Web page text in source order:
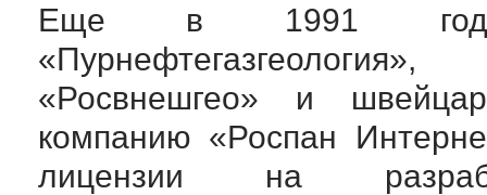
Еще в 1991 году
«Росвнешгео» и
компанию «Роспан
лицензии на